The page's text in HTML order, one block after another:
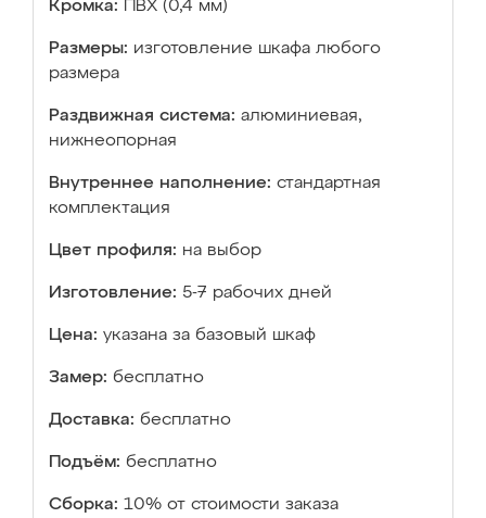
Кромка: ПВХ (0,4 мм)
Размеры: изготовление шкафа любого
размера
Раздвижная система: алюминиевая,
нижнеопорная
Внутреннее наполнение: стандартная
комплектация
Цвет профиля: на выбор
Изготовление: 5-7 рабочих дней
Цена: указана за базовый шкаф
Замер: бесплатно
Доставка: бесплатно
Подъём: бесплатно
Сборка: 10% от стоимости заказа